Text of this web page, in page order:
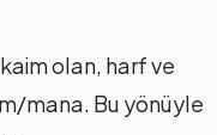
kaim olan, harf ve
mana. Bu yönüyle